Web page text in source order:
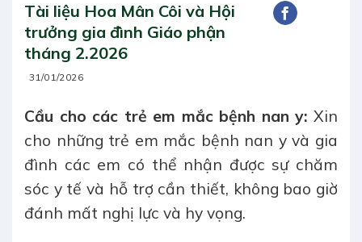
Tài liệu Hoa Mân Côi và Hội
trưởng gia đình Giáo phận
tháng 2.2026
31/01/2026
Cầu cho các trẻ em mắc bệnh nan y: Xin
cho những trẻ em mắc bệnh nan y và gia
đình các em có thể nhận được sự chăm
sóc y tế và hỗ trợ cần thiết, không bao giờ
đánh mất nghị lực và hy vọng.